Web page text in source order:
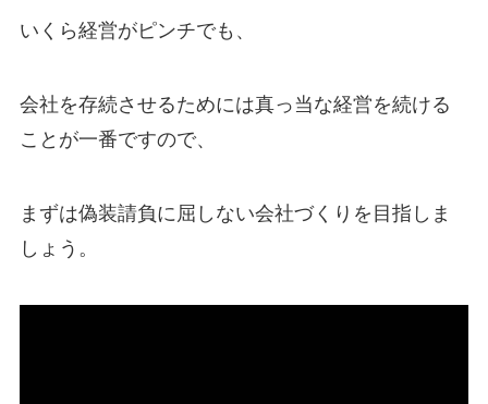
いくら経営がピンチでも、
会社を存続させるためには真っ当な経営を続ける
ことが一番ですので、
まずは偽装請負に屈しない会社づくりを目指しま
しょう。